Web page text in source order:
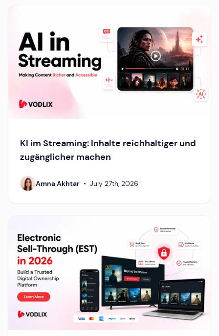
KI im Streaming: Inhalte reichhaltiger und
zugänglicher machen
Amna Akhtar • July 27th, 2026